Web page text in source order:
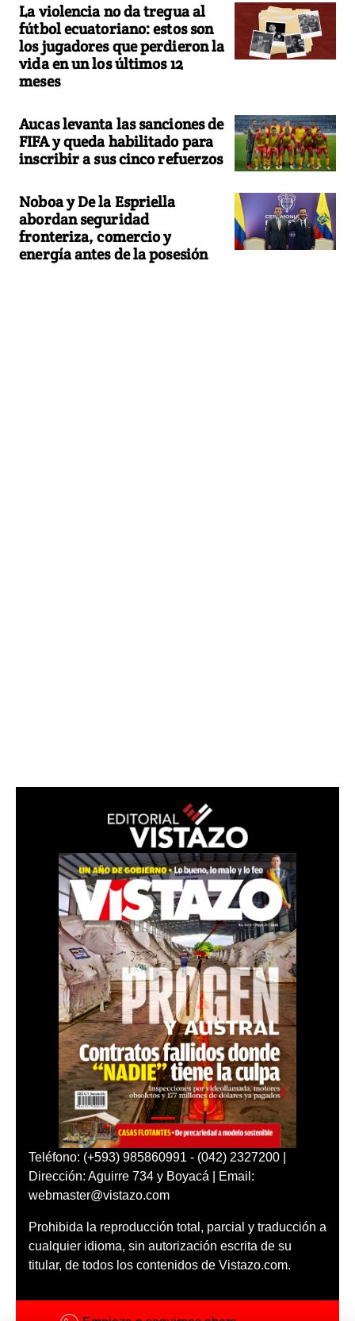
La violencia no da tregua al
fútbol ecuatoriano: estos son
los jugadores que perdieron la
vida en un los últimos 12
meses
Aucas levanta las sanciones de
FIFA y queda habilitado para
inscribir a sus cinco refuerzos
Noboa y De la Espriella
abordan seguridad
fronteriza, comercio y
energía antes de la posesión
Teléfono: (+593) 985860991 - (042) 2327200 |
Dirección: Aguirre 734 y Boyacá | Email:
webmaster@vistazo.com
Prohibida la reproducción total, parcial y traducción a
cualquier idioma, sin autorización escrita de su
titular, de todos los contenidos de Vistazo.com.